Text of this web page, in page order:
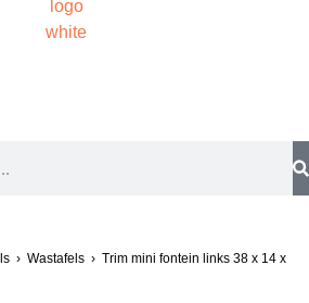
› Wastafels › Trim mini fontein links 38 x 14 x